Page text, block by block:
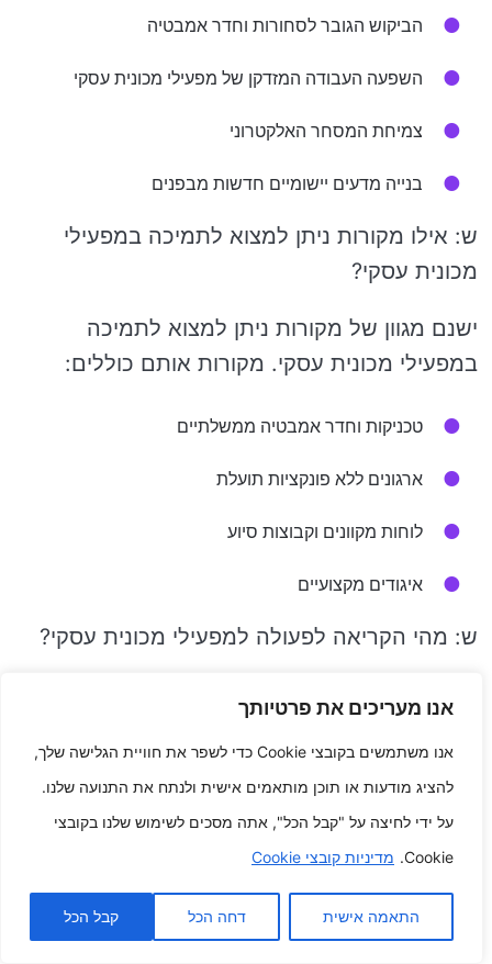
אנו מעריכים את פרטיותך
אנו משתמשים בקובצי Cookie כדי לשפר את חוויית הגלישה שלך,
להציג מודעות או תוכן מותאמים אישית ולנתח את התנועה שלנו.
על ידי לחיצה על "קבל הכל", אתה מסכים לשימוש שלנו בקובצי
Cookie. מדיניות קובצי Cookie
התאמה אישית דחה הכל קבל הכל
הביקוש הגובר לסחורות וחדר אמבטיה
השפעה העבודה המזדקן של מפעילי מכונית עסקי
צמיחת המסחר האלקטרוני
בנייה מדעים יישומיים חדשות מבפנים
ש: אילו מקורות ניתן למצוא לתמיכה במפעילי
מכונית עסקי?
ישנם מגוון של מקורות ניתן למצוא לתמיכה
במפעילי מכונית עסקי. מקורות אותם כוללים:
טכניקות וחדר אמבטיה ממשלתיים
ארגונים ללא פונקציות תועלת
לוחות מקוונים וקבוצות סיוע
איגודים מקצועיים
ש: מהי הקריאה לפעולה למפעילי מכונית עסקי?
הבין את עצמך על דרך החיים הנייד
נתקל ב סיוע ממשפחה, חברים ועמיתים
רדוף הבא החלומות האישי שלך על מקצוע בתפעול
מכונית עסקי